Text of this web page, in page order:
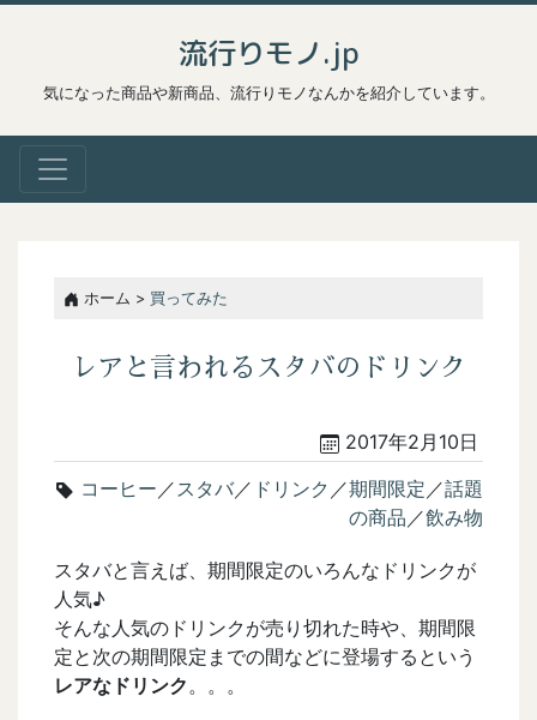
流行りモノ.jp
気になった商品や新商品、流行りモノなんかを紹介しています。
ホーム > 買ってみた
レアと言われるスタバのドリンク
2017年2月10日
コーヒー ／スタバ／ ドリンク ／期間限定 ／話題
の商品 ／飲み物
スタバと言えば、期間限定のいろんなドリンクが
人気♪
そんな人気のドリンクが売り切れた時や、期間限
定と次の期間限定までの間などに登場するという
レアなドリンク。。。